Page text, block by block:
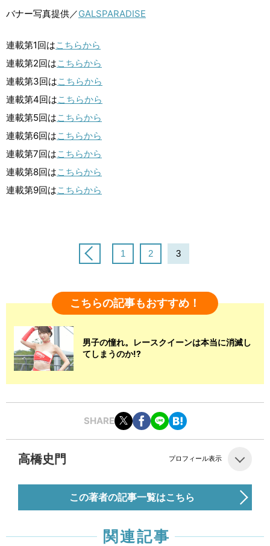
バナー写真提供／GALSPARADISE
連載第1回はこちらから
連載第2回はこちらから
連載第3回はこちらから
連載第4回はこちらから
連載第5回はこちらから
連載第6回はこちらから
連載第7回はこちらから
連載第8回はこちらから
連載第9回はこちらから
1 2 3
こちらの記事もおすすめ！
男子の憧れ。レースクイーンは本当に消滅し
てしまうのか!?
SHARE
高橋史門 プロフィール表示
この著者の記事一覧はこちら
関連記事